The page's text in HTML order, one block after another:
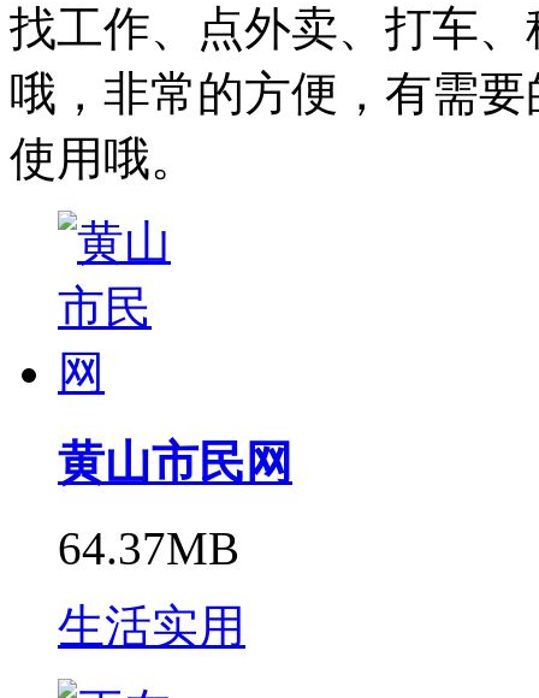
找工作、点外卖、打车
哦，非常的方便，有需
使用哦。
黄山市民网
64.37MB
生活实用